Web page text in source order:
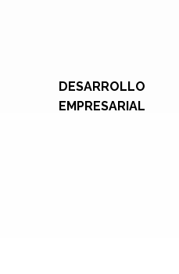
DESARROLLO
EMPRESARIAL